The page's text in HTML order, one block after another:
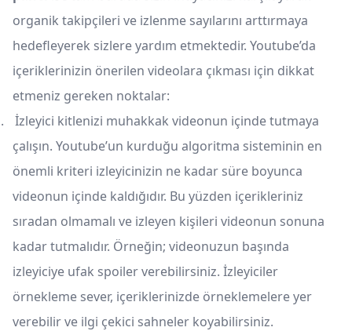
organik takipçileri ve izlenme sayılarını arttırmaya
hedefleyerek sizlere yardım etmektedir. Youtube’da
içeriklerinizin önerilen videolara çıkması için dikkat
etmeniz gereken noktalar:
İzleyici kitlenizi muhakkak videonun içinde tutmaya
çalışın. Youtube’un kurduğu algoritma sisteminin en
önemli kriteri izleyicinizin ne kadar süre boyunca
videonun içinde kaldığıdır. Bu yüzden içerikleriniz
sıradan olmamalı ve izleyen kişileri videonun sonuna
kadar tutmalıdır. Örneğin; videonuzun başında
izleyiciye ufak spoiler verebilirsiniz. İzleyiciler
örnekleme sever, içeriklerinizde örneklemelere yer
verebilir ve ilgi çekici sahneler koyabilirsiniz.